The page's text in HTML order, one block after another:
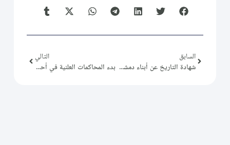
السابق
شهادة التاريخ عن أبناء دمشق يسحق ضجيج العابرين
التالي
بدء المحاكمات العلنية في أحداث السويداء